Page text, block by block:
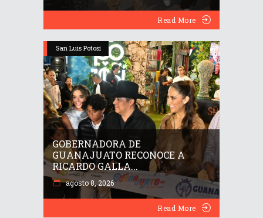
Read More
San Luis Potosí
GOBERNADORA DE
GUANAJUATO RECONOCE A
RICARDO GALLA...
agosto 8, 2026
Read More